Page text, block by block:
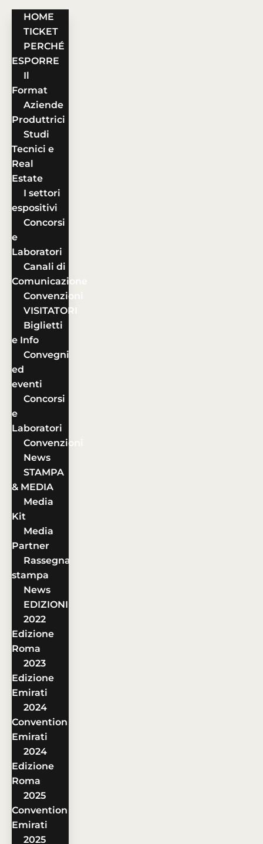
HOME
TICKET
PERCHÉ
ESPORRE
Il
Format
Aziende
Produttrici
Studi
Tecnici e
Real
Estate
I settori
espositivi
Concorsi
e
Laboratori
Canali di
Comunicazione
Convenzioni
VISITATORI
Biglietti
e Info
Convegni
ed
eventi
Concorsi
e
Laboratori
Convenzioni
News
STAMPA
& MEDIA
Media
Kit
Media
Partner
Rassegna
stampa
News
EDIZIONI
2022
Edizione
Roma
2023
Edizione
Emirati
2024
Convention
Emirati
2024
Edizione
Roma
2025
Convention
Emirati
2025